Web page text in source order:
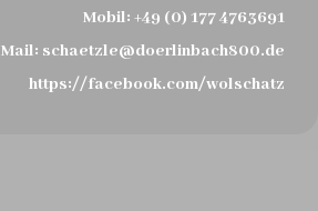
Mobil: +49 (0) 177 4763691
Mail: schaetzle@doerlinbach800.de
https://facebook.com/wolschatz